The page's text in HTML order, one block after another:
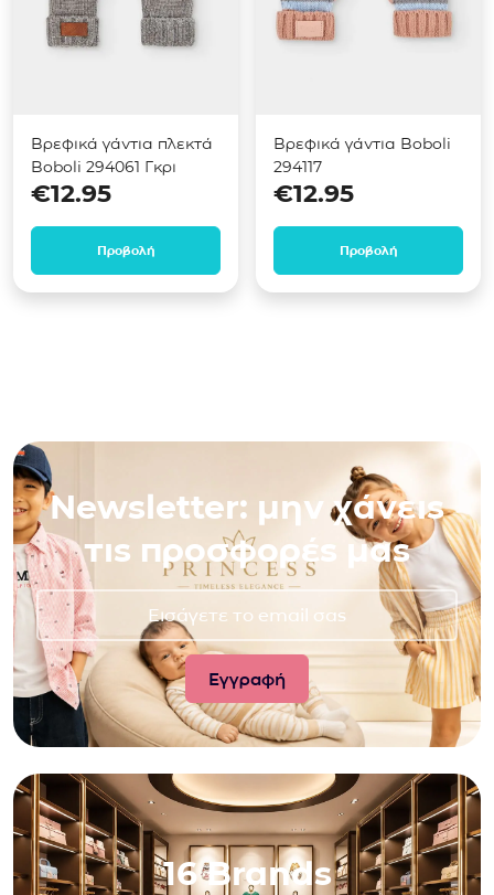
Βρεφικά γάντια πλεκτά
Boboli 294061 Γκρι
€12.95
Προβολή
Βρεφικά γάντια Boboli
294117
€12.95
Προβολή
Newsletter: μην χάνεις
τις προσφορές μας
16 Brands